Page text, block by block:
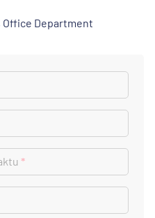
Department
*